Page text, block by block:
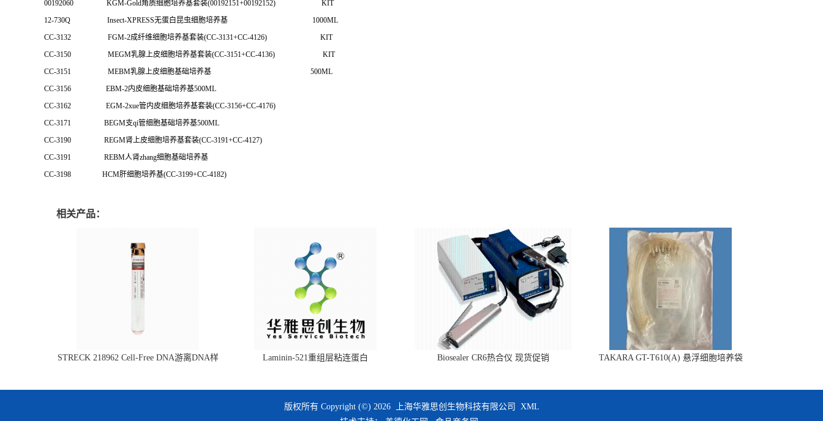
00192060 KGM-Gold角质细胞培养基套装(00192151+00192152) KIT
12-730Q Insect-XPRESS无蛋白昆虫细胞培养基 1000ML
CC-3132 FGM-2成纤维细胞培养基套装(CC-3131+CC-4126) KIT
CC-3150 MEGM乳腺上皮细胞培养基套装(CC-3151+CC-4136) KIT
CC-3151 MEBM乳腺上皮细胞基础培养基 500ML
CC-3156 EBM-2内皮细胞基础培养基500ML
CC-3162 EGM-2xue管内皮细胞培养基套装(CC-3156+CC-4176)
CC-3171 BEGM支qi管细胞基础培养基500ML
CC-3190 REGM肾上皮细胞培养基套装(CC-3191+CC-4127)
CC-3191 REBM人肾zhang细胞基础培养基
CC-3198 HCM肝细胞培养基(CC-3199+CC-4182)
相关产品：
STRECK 218962 Cell-Free DNA游离DNA样
Laminin-521重组层粘连蛋白 Biosealer CR6热合仪 现货促销 TAKARA GT-T610(A) 悬浮细胞培养袋
版权所有 Copyright (©) 2026 上海华雅思创生物科技有限公司
XML